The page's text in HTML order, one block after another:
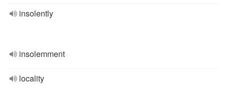
insolently
insolemment
locality